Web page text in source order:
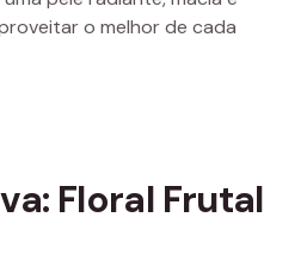
o melhor de cada
Floral Frutal